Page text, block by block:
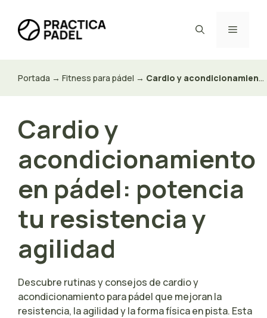
contenido
Menú
Portada → Fitness para pádel → Cardio y acondicionamiento
Cardio y
acondicionamiento
en pádel: potencia
tu resistencia y
agilidad
Descubre rutinas y consejos de cardio y
acondicionamiento para pádel que mejoran la
resistencia, la agilidad y la forma física en pista. Esta